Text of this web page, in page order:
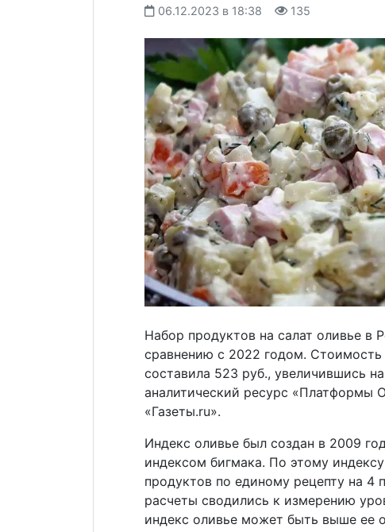
06.12.2023 в 18:38 135
Набор продуктов на салат оливье в
сравнению с 2022 годом. Стоимость
составила 523 руб., увеличившись
аналитический ресурс «Платформы
«Газеты.ru».
Индекс оливье был создан в 2009
индексом бигмака. По этому
продуктов по единому рецепту на 4
расчеты сводились к измерению
индекс оливье может быть выше ее